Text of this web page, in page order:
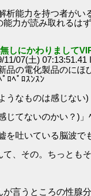
析能力を持つ者がい
力が読み取れるは
しにかわりまして
11/07(土) 07:13:51.41
品の電化製品のにほ
ﾍﾟﾛｽﾝｽﾝ
うなものは感じない)
てないのかい？)」
を吐いている脳波で
て、その。ちっとも
言うところの性腺